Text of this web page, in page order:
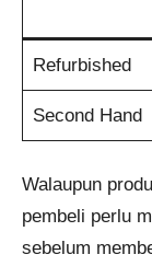
Refurbished
Second Hand
Walaupun
pembeli perlu
sebelum